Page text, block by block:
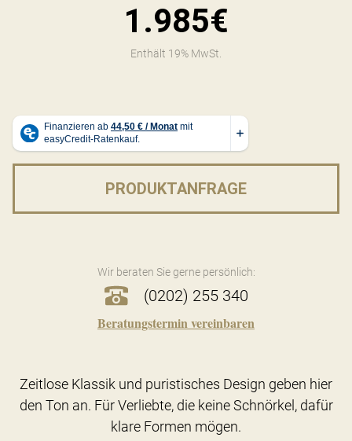
1.985€
Enthält 19% MwSt.
PRODUKTANFRAGE
Wir beraten Sie gerne persönlich:
(0202) 255 340
Beratungstermin vereinbaren
Zeitlose Klassik und puristisches Design geben hier
den Ton an. Für Verliebte, die keine Schnörkel, dafür
klare Formen mögen.